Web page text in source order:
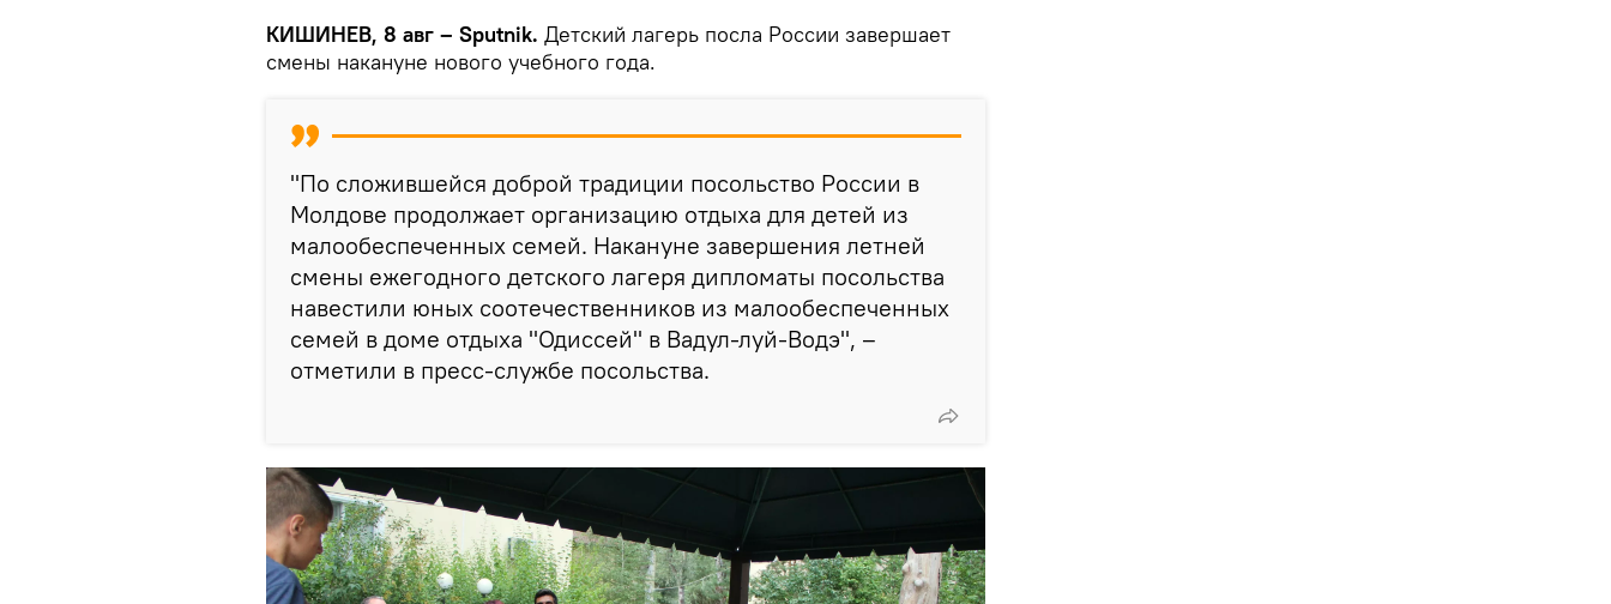
КИШИНЕВ, 8 авг – Sputnik. Детский лагерь посла России завершает
смены накануне нового учебного года.
"По сложившейся доброй традиции посольство России в
Молдове продолжает организацию отдыха для детей из
малообеспеченных семей. Накануне завершения летней
смены ежегодного детского лагеря дипломаты посольства
навестили юных соотечественников из малообеспеченных
семей в доме отдыха "Одиссей" в Вадул-луй-Водэ", –
отметили в пресс-службе посольства.